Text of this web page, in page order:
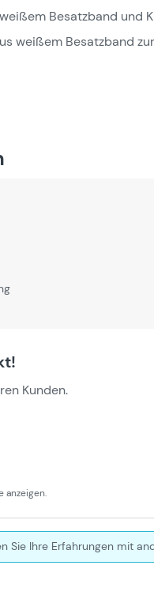
Besatzband und
weißem Besatzband
0 von 5 Sternen
Kunden.
anzeigen.
Sie Ihre Erfahrungen mit